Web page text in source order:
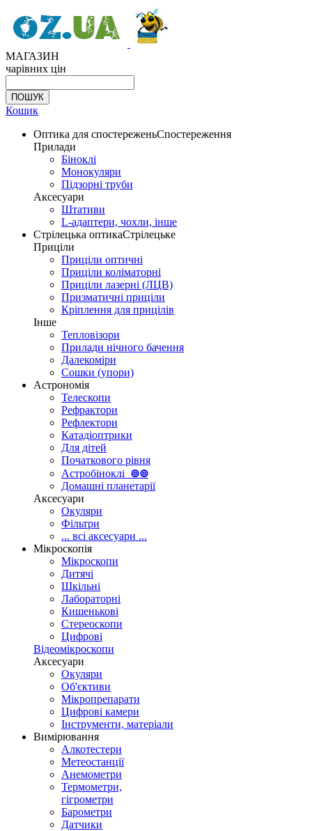
МАГАЗИН
чарівних цін
Кошик
Оптика для спостереженьСпостереження
Прилади
Біноклі
Монокуляри
Підзорні труби
Аксесуари
Штативи
L-адаптери, чохли, інше
Стрілецька оптикаСтрілецьке
Приціли
Приціли оптичні
Приціли коліматорні
Приціли лазерні (ЛЦВ)
Призматичні приціли
Кріплення для прицілів
Інше
Тепловізори
Прилади нічного бачення
Далекоміри
Сошки (упори)
Астрономія
Телескопи
Рефрактори
Рефлектори
Катадіоптрики
Для дітей
Початкового рівня
Астробіноклі ⊚⊚
Домашні планетарії
Аксесуари
Окуляри
Фільтри
... всі аксесуари ...
Мікроскопія
Мікроскопи
Дитячі
Шкільні
Лабораторні
Кишенькові
Стереоскопи
Цифрові
Відеомікроскопи
Аксесуари
Окуляри
Об'єктиви
Мікропрепарати
Цифрові камери
Інструменти, матеріали
Вимірювання
Алкотестери
Метеостанції
Анемометри
Термометри,
гігрометри
Барометри
Датчики